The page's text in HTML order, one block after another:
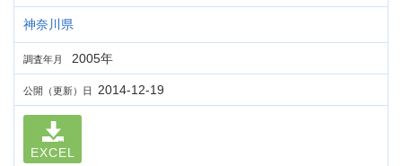
神奈川県
調査年月 2005年
公開（更新）日 2014-12-19
EXCEL